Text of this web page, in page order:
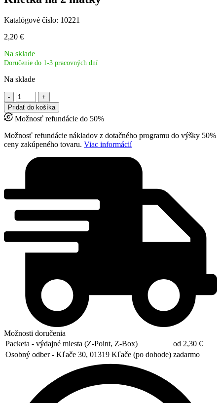
Katalógové číslo: 10221
2,20 €
Na sklade
Doručenie do 1-3 pracovných dní
Na sklade
množstvo
Klietka
na
2
matky
Pridať do košíka
Možnosť refundácie do 50%
Možnosť refundácie nákladov z dotačného programu do výšky 50%
ceny zakúpeného tovaru. Viac informácií
Možnosti doručenia
Packeta - výdajné miesta (Z-Point, Z-Box)
od 2,30 €
Osobný odber - Kľače 30, 01319 Kľače (po dohode) zadarmo